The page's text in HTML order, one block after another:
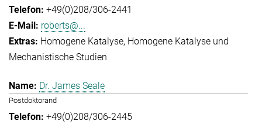
+49(0)208/306-2441
roberts@...
Homogene Katalyse Homogene Katalyse und
Mechanistische Studien
Dr. James Seale
Postdoktorand
+49(0)208/306-2445